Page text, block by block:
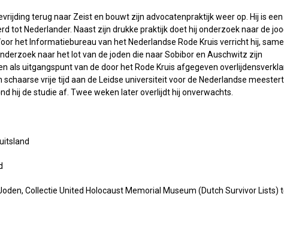
terug naar Zeist en bouwt zijn advocatenpraktijk weer op. Hij is een
tot Nederlander. Naast zijn drukke praktijk doet hij onderzoek naar de
het Informatiebureau van het Nederlandse Rode Kruis verricht hij,
naar het lot van de joden die naar Sobibor en Auschwitz zijn
als uitgangspunt van de door het Rode Kruis afgegeven
vrije tijd aan de Leidse universiteit voor de Nederlandse
hij de studie af. Twee weken later overlijdt hij onverwachts.
Collectie United Holocaust Memorial Museum (Dutch Survivor Lists)